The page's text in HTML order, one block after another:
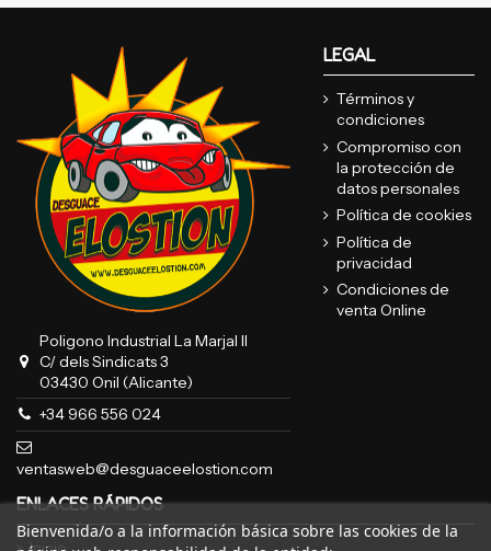
Poligono Industrial La Marjal II
C/ dels Sindicats 3
03430 Onil (Alicante)
+34 966 556 024
ventasweb@desguaceelostion.com
LEGAL
Términos y
condiciones
Compromiso con
la protección de
datos personales
Política de cookies
Política de
privacidad
Condiciones de
venta Online
ENLACES RÁPIDOS
Bienvenida/o a la información básica sobre las cookies de la